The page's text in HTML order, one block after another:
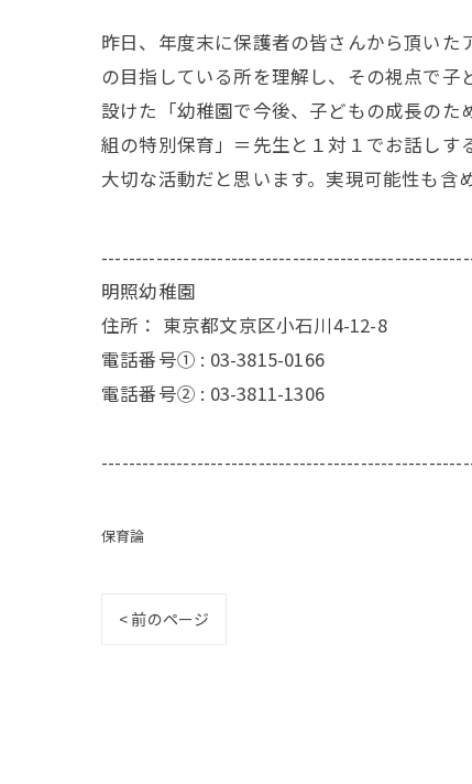
昨日、年度末に保護者の皆さんから頂い
の目指している所を理解し、その視点で
設けた「幼稚園で今後、子どもの成長の
組の特別保育」＝先生と１対１でお話し
大切な活動だと思います。実現可能性も含
明照幼稚園
住所： 東京都文京区小石川4-12-8
電話番号① : 03-3815-0166
電話番号② : 03-3811-1306
保育論
< 前のページ